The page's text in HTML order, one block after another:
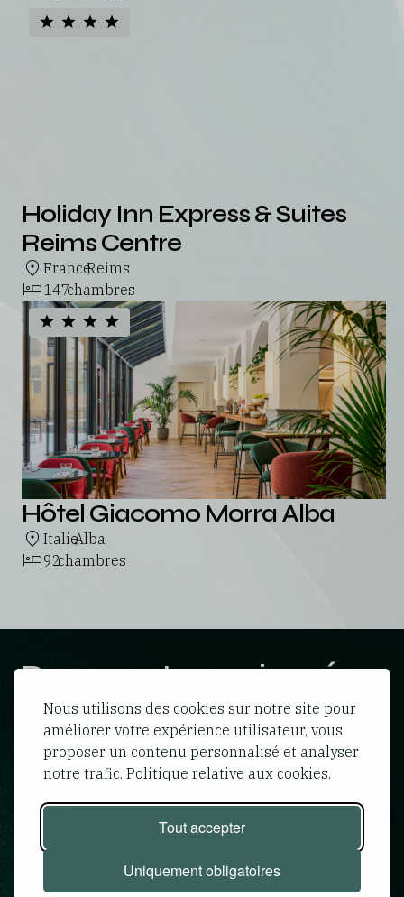
Nous utilisons des cookies sur notre site pour
améliorer votre expérience utilisateur, vous
proposer un contenu personnalisé et analyser
notre trafic. Politique relative aux cookies.
Tout accepter
Uniquement obligatoires
Holiday Inn Express & Suites
Reims Centre
France
,
Reims
147chambres
Hôtel Giacomo Morra Alba
Italie
,
Alba
92chambres
Des experts passionnés
au service d’un projet
collectif
hôteliers
Notre équipe investissement est disponible
pour échanger sur vos projets d’acquisition,
de co-investissement ou de gestion d’actifs.